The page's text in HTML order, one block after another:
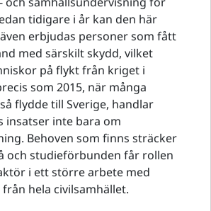
tidigare i år kan den här
erbjudas personer som fått
med särskilt skydd, vilket
på flykt från kriget i
som 2015, när många
flydde till Sverige, handlar
insatser inte bara om
Behoven som finns sträcker
och studieförbunden får rollen
i ett större arbete med
hela civilsamhället.